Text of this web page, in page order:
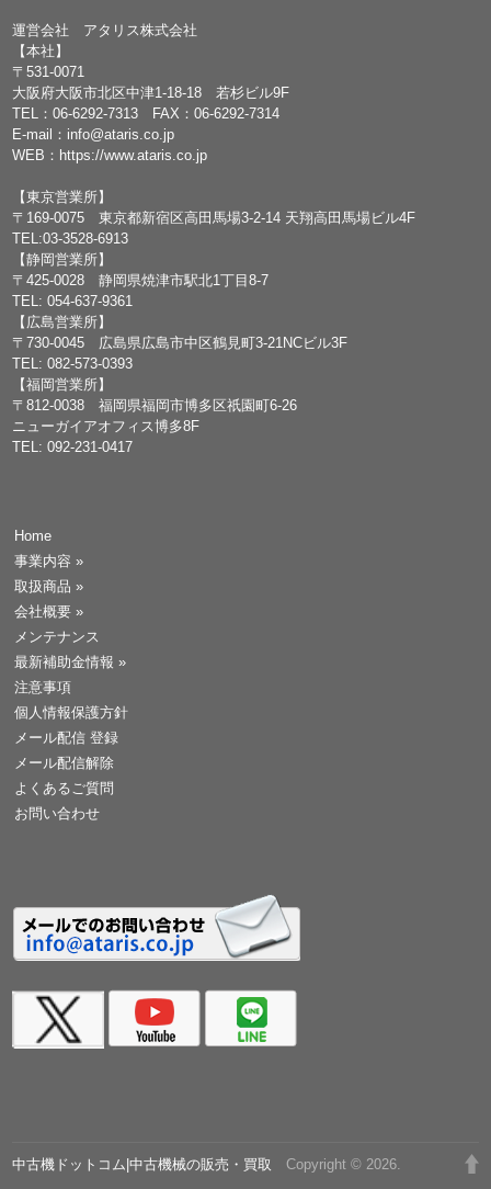
運営会社 アタリス株式会社
【本社】
〒531-0071
大阪府大阪市北区中津1-18-18 若杉ビル9F
TEL：06-6292-7313 FAX：06-6292-7314
E-mail： info@ataris.co.jp
WEB： https://www.ataris.co.jp
【東京営業所】
〒169-0075 東京都新宿区高田馬場3-2-14 天翔高田馬場ビル4F
TEL:03-3528-6913
【静岡営業所】
〒425-0028 静岡県焼津市駅北1丁目8-7
TEL: 054-637-9361
【広島営業所】
〒730-0045 広島県広島市中区鶴見町3-21NCビル3F
TEL: 082-573-0393
【福岡営業所】
〒812-0038 福岡県福岡市博多区祇園町6-26
ニューガイアオフィス博多8F
TEL: 092-231-0417
Home
事業内容 »
取扱商品 »
会社概要 »
メンテナンス
最新補助金情報 »
注意事項
個人情報保護方針
メール配信 登録
メール配信解除
よくあるご質問
お問い合わせ
中古機ドットコム|中古機械の販売・買取 Copyright © 2026.